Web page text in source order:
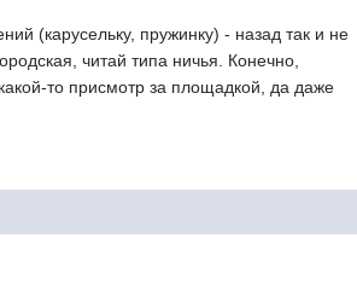
(карусельку, пружинку) - назад так и не
читай типа ничья. Конечно,
то присмотр за площадкой, да даже